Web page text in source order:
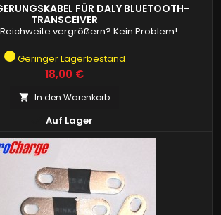
FÜR DALY BLUETOOTH-
TRANSCEIVER
vergrößern? Kein Problem!
Geringer Lagerbestand
Preis
18,00 €
 In den Warenkorb
Auf Lager